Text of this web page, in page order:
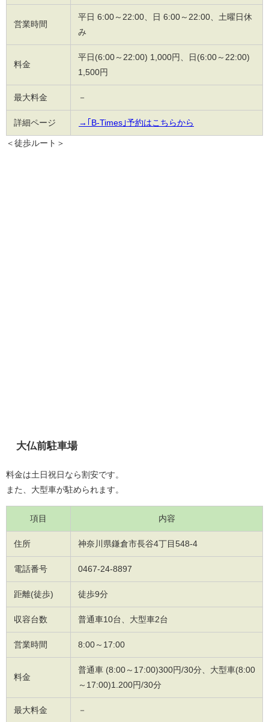
営業時間
平日 6:00～22:00、日 6:00～22:00、土曜日休
み
料金
平日(6:00～22:00) 1,000円、日(6:00～22:00)
1,500円
最大料金 －
詳細ページ →｢B-Times｣予約はこちらから
＜徒歩ルート＞
大仏前駐車場
料金は土日祝日なら割安です。
また、大型車が駐められます。
項目 内容
住所 神奈川県鎌倉市長谷4丁目548-4
電話番号 0467-24-8897
距離(徒歩) 徒歩9分
収容台数 普通車10台、大型車2台
営業時間 8:00～17:00
料金
普通車 (8:00～17:00)300円/30分、大型車(8:00
～17:00)1.200円/30分
最大料金 －